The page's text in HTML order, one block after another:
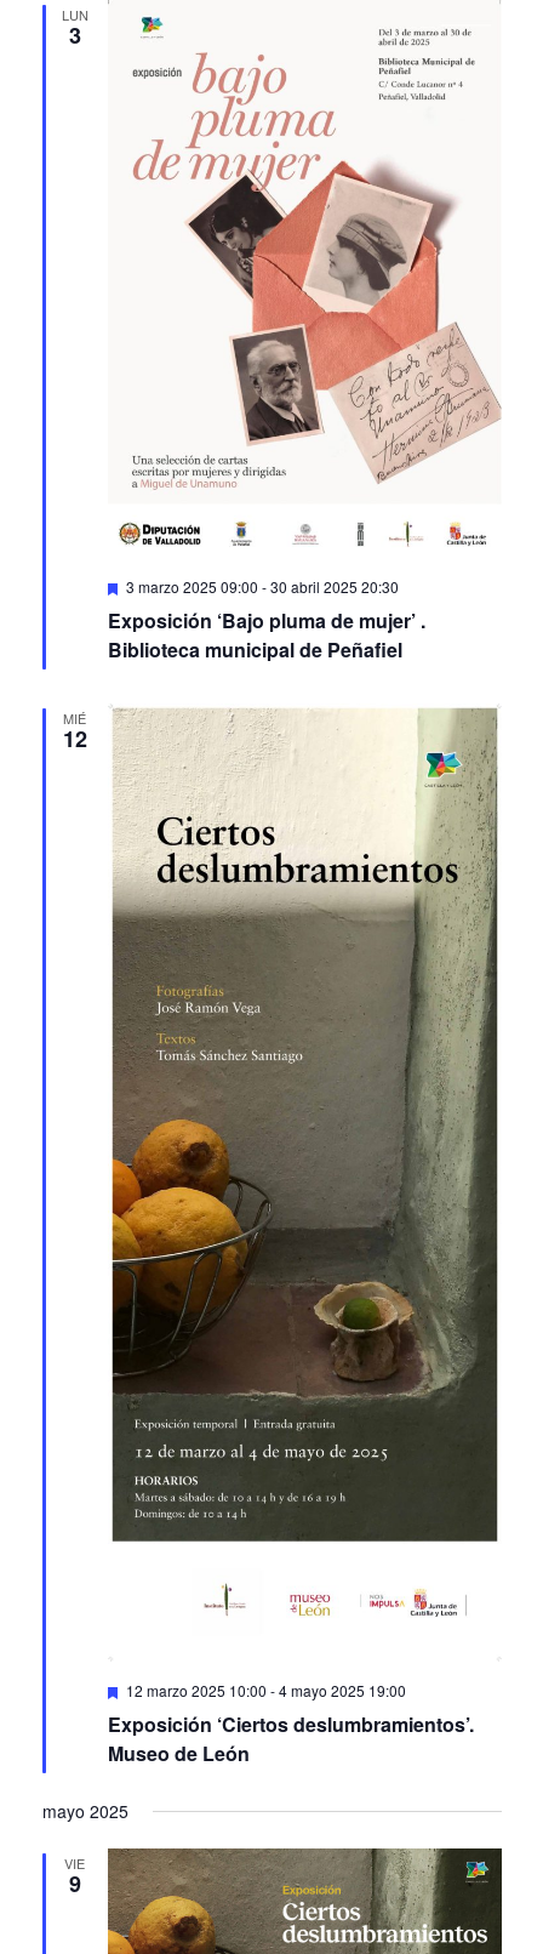
LUN
3
Featured
3 marzo 2025 09:00 -30 abril 2025 20:30
Exposición ‘Bajo pluma de mujer’ .
Biblioteca municipal de Peñafiel
MIÉ
12
Featured
12 marzo 2025 10:00 -4 mayo 2025 19:00
Exposición ‘Ciertos deslumbramientos’.
Museo de León
mayo 2025
VIE
9